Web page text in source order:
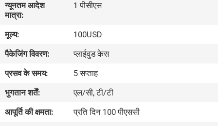
का
दौरा
गुणवत्ता
नियंत्रण
न्यूनतम आदेश
मात्रा:
1 पीसीएस
मूल्य:
100USD
पैकेजिंग विवरण:
प्लाईवुड केस
प्रसव के समय:
5 सप्ताह
भुगतान शर्तें:
एल/सी, टी/टी
आपूर्ति की क्षमता:
प्रति दिन 100 पीएससी